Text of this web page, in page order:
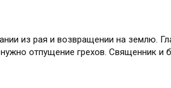
из рая и возвращении на землю.
отпущение грехов. Священник и